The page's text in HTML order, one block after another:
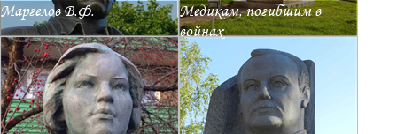
Маргелов В.Ф.
Медикам, погибшим в
войнах